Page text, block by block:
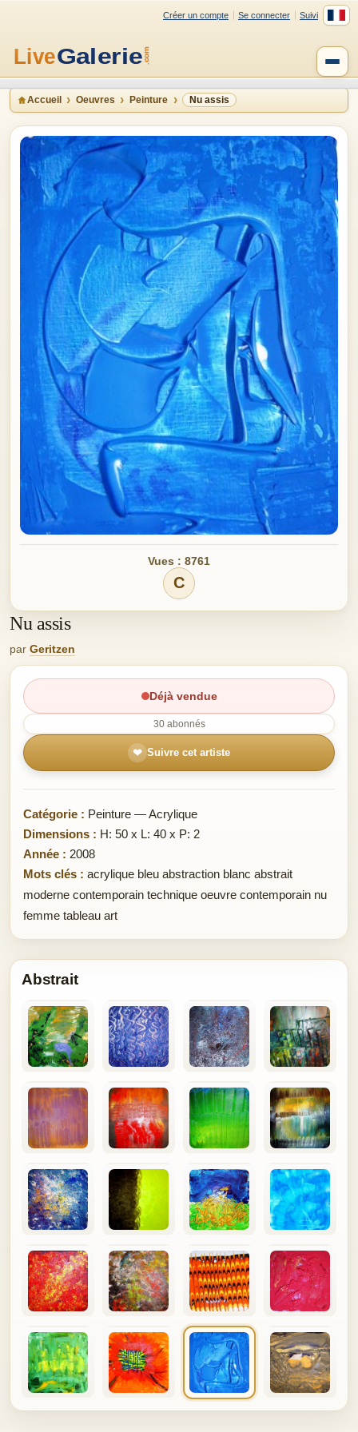
Créer un compte Se connecter Suivi
Accueil Oeuvres Peinture Nu assis
Vues : 8761
C
Nu assis
par Geritzen
Déjà vendue
30 abonnés
❤ Suivre cet artiste
Catégorie : Peinture — Acrylique
Dimensions : H: 50 x L: 40 x P: 2
Année : 2008
Mots clés : acrylique bleu abstraction blanc abstrait
moderne contemporain technique oeuvre contemporain nu
femme tableau art
Abstrait